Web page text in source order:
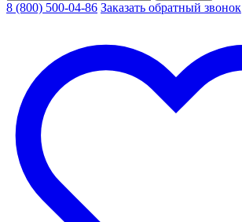
8 (800) 500-04-86 Заказать обратный звонок